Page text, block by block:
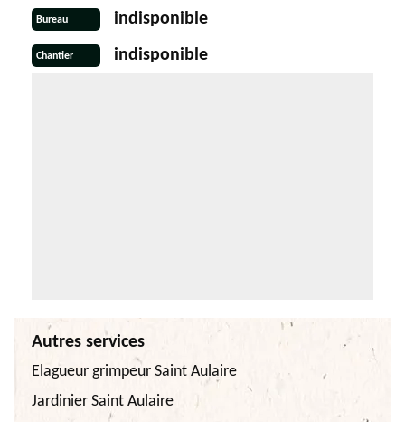
Bureau indisponible
Chantier indisponible
Autres services
Elagueur grimpeur Saint Aulaire
Jardinier Saint Aulaire